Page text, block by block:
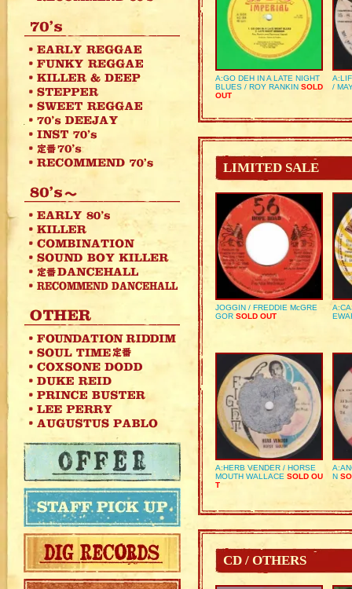
A:GO DEH IN A LATE NIGHT
BLUES / ROY RANKIN SOLD
OUT
/
LIMITED SALE
JOGGIN / FREDDIE McGRE
GOR SOLD OUT
A:HERB VENDER / HORSE
MOUTH WALLACE SOLD OU
T
N
CD / OTHERS